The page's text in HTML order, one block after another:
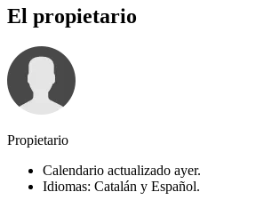
El propietario
Propietario
Calendario actualizado ayer.
Idiomas: Catalán y Español.